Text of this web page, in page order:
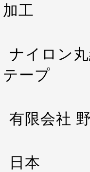
加工
ナイロン
テープ
有限会社
日本